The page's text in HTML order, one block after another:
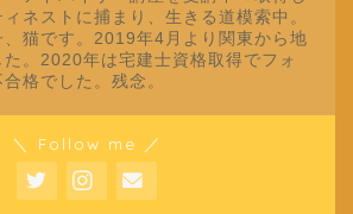
ネストに捕まり、生きる道模索中。
、猫です。2019年4月より関東から地
。2020年は宅建士資格取得でフォ
格でした。残念。
＼ Follow me ／